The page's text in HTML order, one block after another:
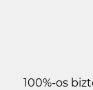
100%-os